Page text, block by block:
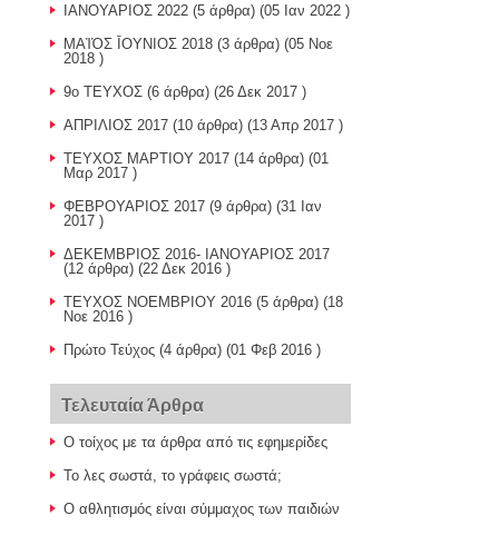
ΙΑΝΟΥΑΡΙΟΣ 2022 (5 άρθρα) (05 Ιαν 2022 )
ΜΑἸὈΣ ῙΟΥΝΙΟΣ 2018 (3 άρθρα) (05 Νοε
2018 )
9o TEYXOΣ (6 άρθρα) (26 Δεκ 2017 )
ΑΠΡΙΛΙΟΣ 2017 (10 άρθρα) (13 Απρ 2017 )
ΤΕΥΧΟΣ ΜΑΡΤΙΟΥ 2017 (14 άρθρα) (01
Μαρ 2017 )
ΦΕΒΡΟΥΑΡΙΟΣ 2017 (9 άρθρα) (31 Ιαν
2017 )
ΔΕΚΕΜΒΡΙΟΣ 2016- ΙΑΝΟΥΑΡΙΟΣ 2017
(12 άρθρα) (22 Δεκ 2016 )
ΤΕΥΧΟΣ ΝΟΕΜΒΡΙΟΥ 2016 (5 άρθρα) (18
Νοε 2016 )
Πρώτο Τεύχος (4 άρθρα) (01 Φεβ 2016 )
Τελευταία Άρθρα
Ο τοίχος με τα άρθρα από τις εφημερίδες
Το λες σωστά, το γράφεις σωστά;
O αθλητισμός είναι σύμμαχος των παιδιών